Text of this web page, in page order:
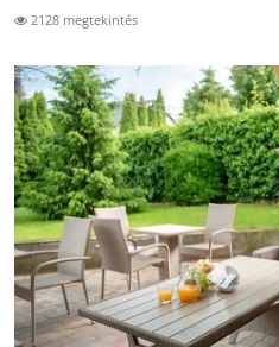
2128 megtekintés